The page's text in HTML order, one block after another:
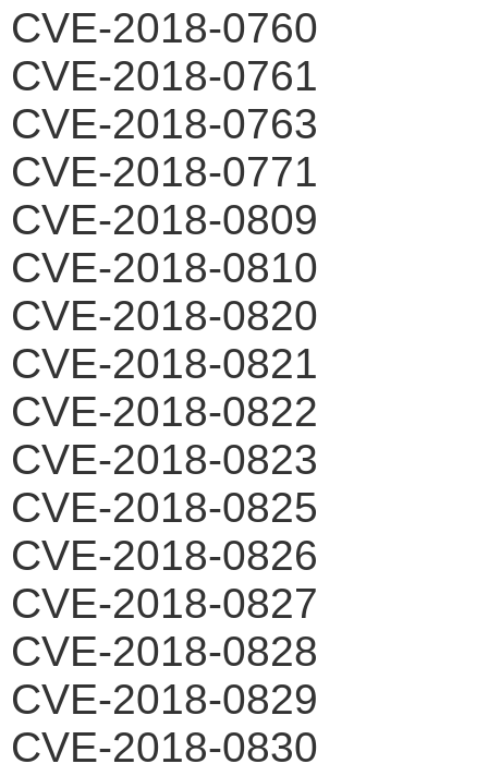
CVE-2018-0760
CVE-2018-0761
CVE-2018-0763
CVE-2018-0771
CVE-2018-0809
CVE-2018-0810
CVE-2018-0820
CVE-2018-0821
CVE-2018-0822
CVE-2018-0823
CVE-2018-0825
CVE-2018-0826
CVE-2018-0827
CVE-2018-0828
CVE-2018-0829
CVE-2018-0830